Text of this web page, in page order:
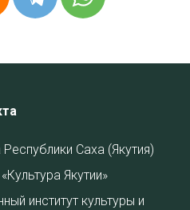
Саха (Якутия)
Якутии»
институт культуры и